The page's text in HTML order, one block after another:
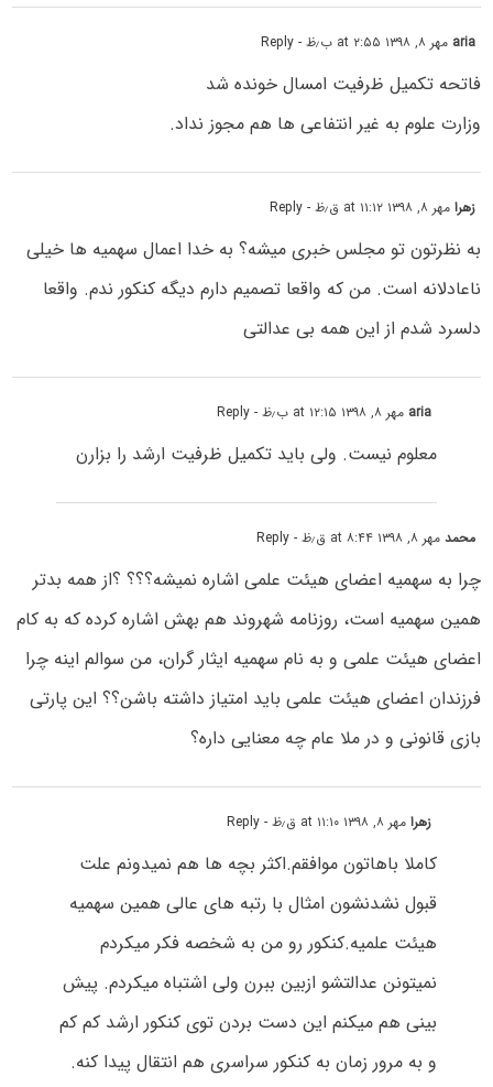
aria مهر ۸, ۱۳۹۸ at ۲:۵۵ ب٫ظ - Reply
فاتحه تکمیل ظرفیت امسال خونده شد
وزارت علوم به غیر انتفاعی ها هم مجوز نداد.
زهرامهر ۸, ۱۳۹۸ at ۱۱:۱۲ ق٫ظ - Reply
به نظرتون تو مجلس خبری میشه؟ به خدا اعمال سهمیه ها خیلی
ناعادلانه است. من که واقعا تصمیم دارم دیگه کنکور ندم. واقعا
دلسرد شدم از این همه بی عدالتی
aria مهر ۸, ۱۳۹۸ at ۱۲:۱۵ ب٫ظ - Reply
معلوم نیست. ولی باید تکمیل ظرفیت ارشد را بزارن
محمدمهر ۸, ۱۳۹۸ at ۸:۴۴ ق٫ظ - Reply
چرا به سهمیه اعضای هیئت علمی اشاره نمیشه؟؟؟ ؟از همه بدتر
همین سهمیه است، روزنامه شهروند هم بهش اشاره کرده که به کام
اعضای هیئت علمی و به نام سهمیه ایثار گران، من سوالم اینه چرا
فرزندان اعضای هیئت علمی باید امتیاز داشته باشن؟؟ این پارتی
بازی قانونی و در ملا عام چه معنایی داره؟
زهرامهر ۸, ۱۳۹۸ at ۱۱:۱۰ ق٫ظ - Reply
کاملا باهاتون موافقم.اکثر بچه ها هم نمیدونم علت
قبول نشدنشون امثال با رتبه های عالی همین سهمیه
هیئت علمیه.کنکور رو من به شخصه فکر میکردم
نمیتونن عدالتشو ازبین ببرن ولی اشتباه میکردم. پیش
بینی هم میکنم این دست بردن توی کنکور ارشد کم کم
و به مرور زمان به کنکور سراسری هم انتقال پیدا کنه.